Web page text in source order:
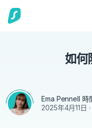
如何
Ema Pennell 時
2025年4月11日